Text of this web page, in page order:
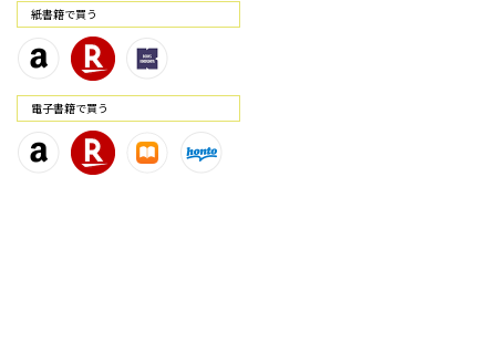
紙書籍で買う
電⼦書籍で買う